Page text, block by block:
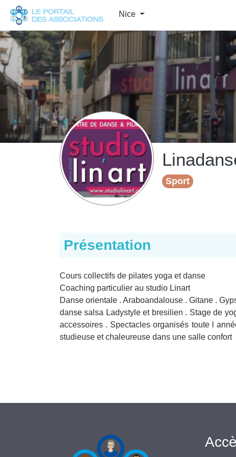
Nice
Sport
Présentation
Cours collectifs de pilates yoga et danse
Coaching particulier au studio Linart
Danse orientale . Araboandalouse . Gitane .
danse salsa Ladystyle et bresilien . Stage de
accessoires . Spectacles organisés toute l
studieuse et chaleureuse dans une salle confort
Panneau de gestion des cookies